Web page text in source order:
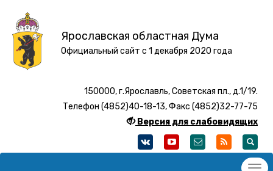
Ярославская областная Дума
Официальный сайт с 1 декабря 2020 года
150000, г.Ярославль, Советская пл., д.1/19.
Телефон (4852)40-18-13, Факс (4852)32-77-75
Версия для слабовидящих